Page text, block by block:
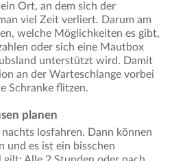
Ort, an dem sich der
viel Zeit verliert. Darum am
welche Möglichkeiten es gibt,
oder sich eine Mautbox
unterstützt wird. Damit
an der Warteschlange vorbei
Schranke flitzen.
planen
losfahren. Dann können
und es ist ein bisschen